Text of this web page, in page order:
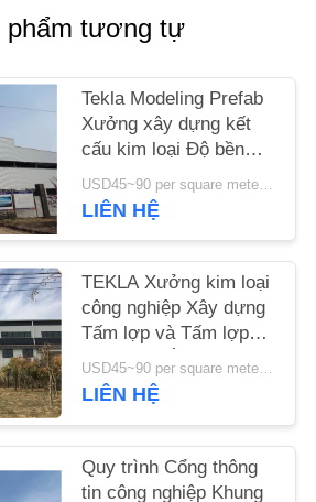
phẩm tương tự
Tekla Modeling Prefab
Xưởng xây dựng kết
cấu kim loại Độ bền
cao
USD45~90 per square meter MOQ:1000 mét vuông
LIÊN HỆ
TEKLA Xưởng kim loại
công nghiệp Xây dựng
Tấm lợp và Tấm lợp
đầy màu sắc
USD45~90 per square meter MOQ:1000 mét vuông
LIÊN HỆ
Quy trình Cổng thông
tin công nghiệp Khung